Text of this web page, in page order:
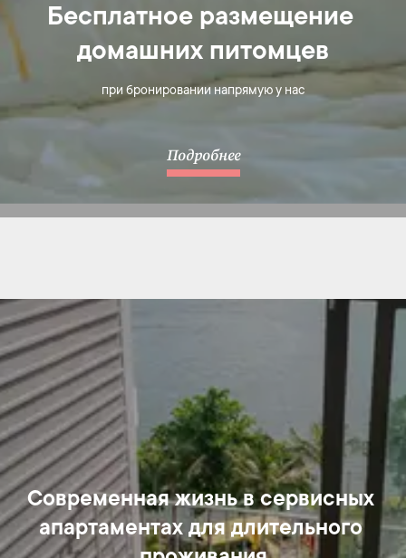
Бесплатное размещение
домашних питомцев
при бронировании напрямую у нас
Подробнее
Современная жизнь в сервисных
апартаментах для длительного